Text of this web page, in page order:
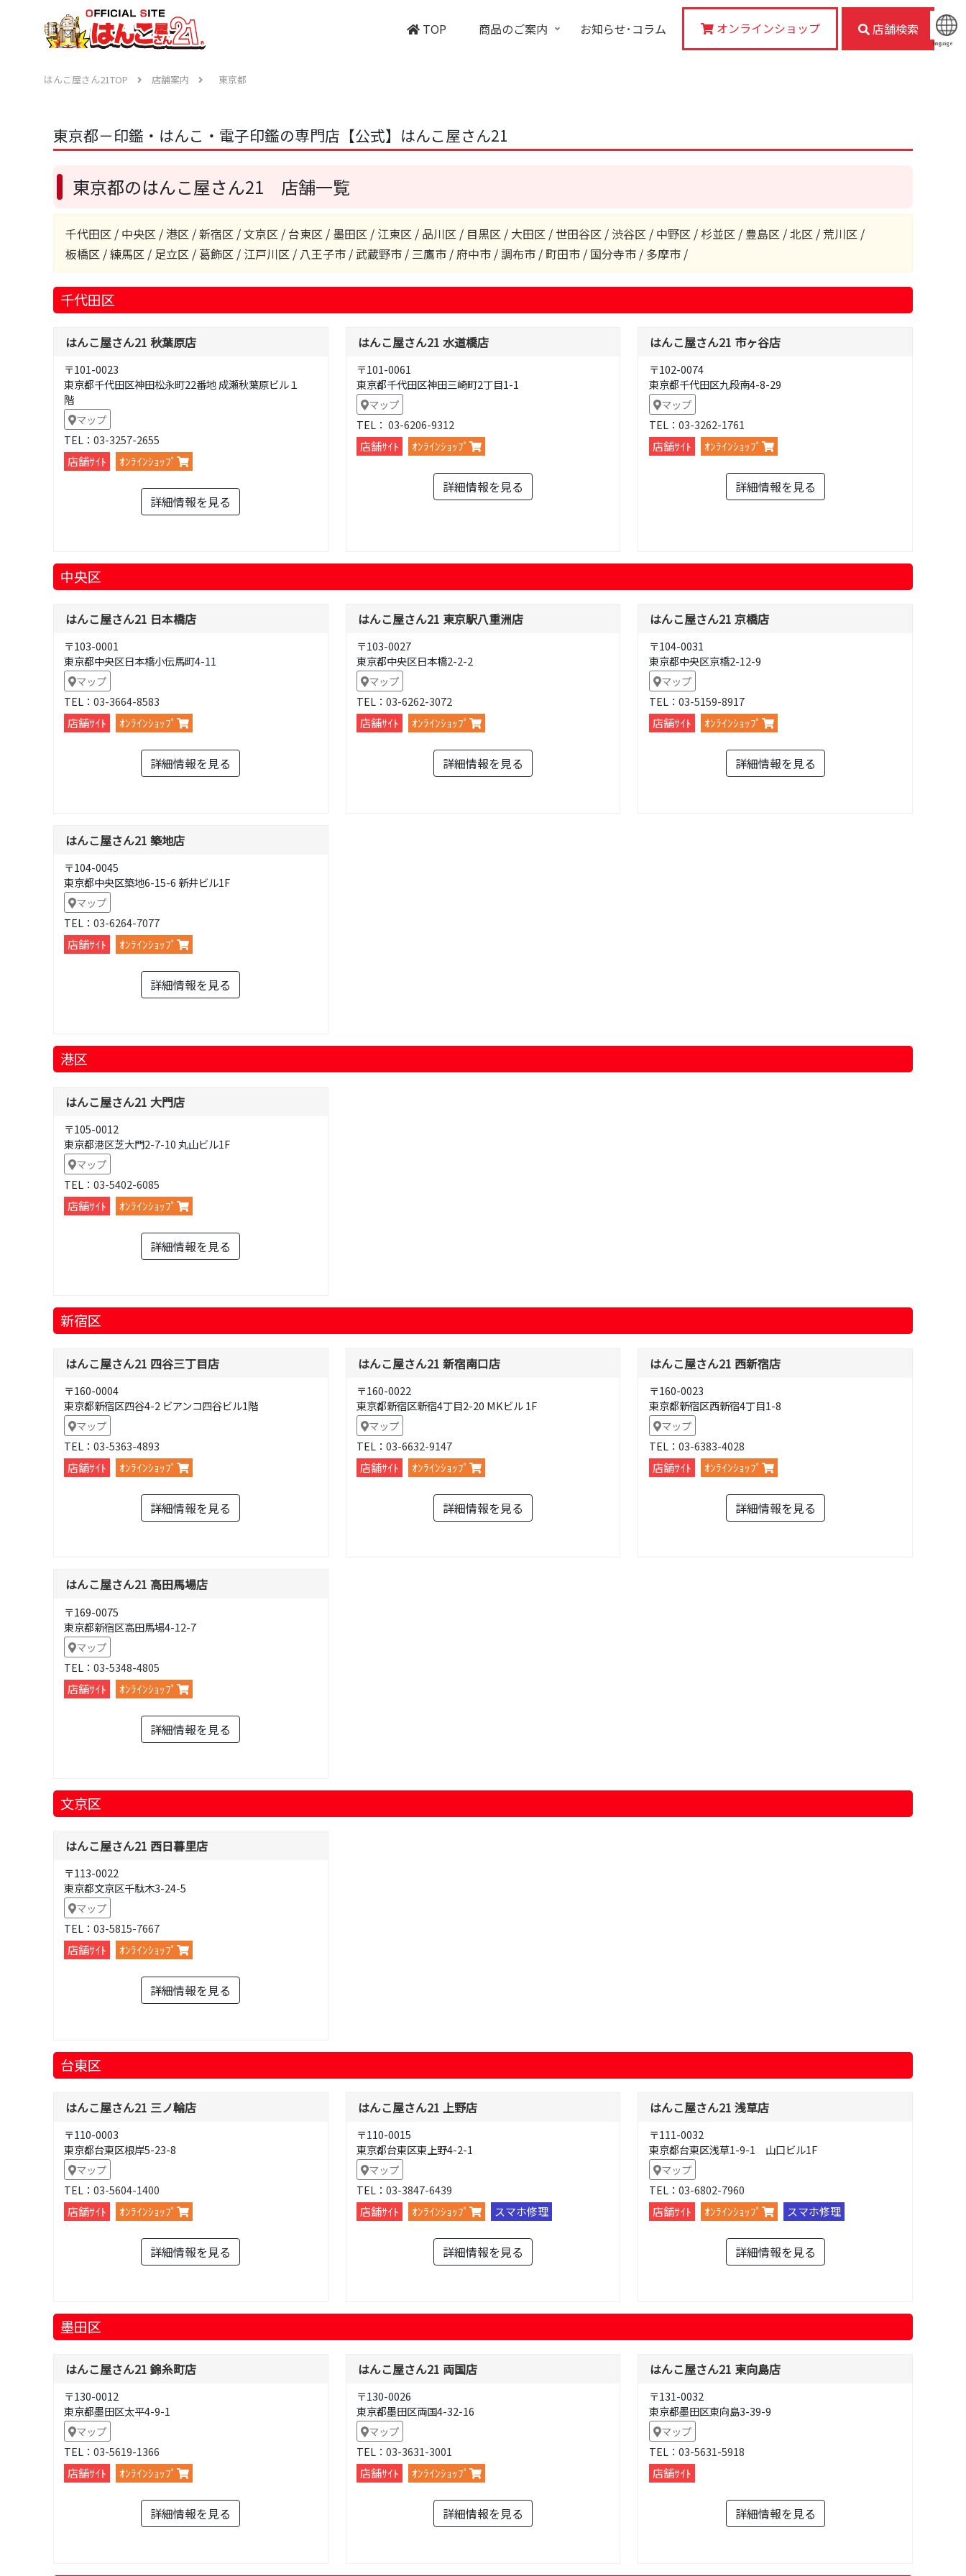
language
TOP 商品のご案内 お知らせ･コラム オンラインショップ 店舗検索
はんこ屋さん21TOP 店舗案内 東京都
東京都－印鑑・はんこ・電子印鑑の専門店【公式】はんこ屋さん21
東京都のはんこ屋さん21 店舗一覧
千代田区 / 中央区 /港区 /新宿区 /文京区 /台東区 / 墨田区 / 江東区 / 品川区 / 目黒区 / 大田区 / 世田谷区 / 渋谷区 / 中野区 /杉並区 / 豊島区 /北区 / 荒川区 /
板橋区 /練馬区 / 足立区 /葛飾区 / 江戸川区 / 八王子市 / 武蔵野市 / 三鷹市 / 府中市 /調布市 / 町田市 / 国分寺市 / 多摩市 /
千代田区
はんこ屋さん21 秋葉原店
〒101-0023
東京都千代田区神田松永町22番地 成瀬秋葉原ビル１
階
マップ
TEL：03-3257-2655
店舗ｻｲﾄ
ｵﾝﾗｲﾝｼｮｯﾌﾟ
詳細情報を見る
はんこ屋さん21 水道橋店
〒101-0061
東京都千代田区神田三崎町2丁目1-1
マップ
TEL： 03-6206-9312
店舗ｻｲﾄ
ｵﾝﾗｲﾝｼｮｯﾌﾟ
詳細情報を見る
はんこ屋さん21 市ヶ谷店
〒102-0074
東京都千代田区九段南4-8-29
マップ
TEL： 03-3262-1761
店舗ｻｲﾄ
ｵﾝﾗｲﾝｼｮｯﾌﾟ
詳細情報を見る
中央区
はんこ屋さん21 日本橋店
〒103-0001
東京都中央区日本橋小伝馬町4-11
マップ
TEL：03-3664-8583
店舗ｻｲﾄ
ｵﾝﾗｲﾝｼｮｯﾌﾟ
詳細情報を見る
はんこ屋さん21 東京駅八重洲店
〒103-0027
東京都中央区日本橋2-2-2
マップ
TEL：03-6262-3072
店舗ｻｲﾄ
ｵﾝﾗｲﾝｼｮｯﾌﾟ
詳細情報を見る
はんこ屋さん21 京橋店
〒104-0031
東京都中央区京橋2-12-9
マップ
TEL： 03-5159-8917
店舗ｻｲﾄ
ｵﾝﾗｲﾝｼｮｯﾌﾟ
詳細情報を見る
はんこ屋さん21 築地店
〒104-0045
東京都中央区築地6-15-6 新井ビル1F
マップ
TEL：03-6264-7077
店舗ｻｲﾄ
ｵﾝﾗｲﾝｼｮｯﾌﾟ
詳細情報を見る
港区
はんこ屋さん21 大門店
〒105-0012
東京都港区芝大門2-7-10 丸山ビル1F
マップ
TEL：03-5402-6085
店舗ｻｲﾄ
ｵﾝﾗｲﾝｼｮｯﾌﾟ
詳細情報を見る
新宿区
はんこ屋さん21 四谷三丁目店
〒160-0004
東京都新宿区四谷4-2 ビアンコ四谷ビル1階
マップ
TEL：03-5363-4893
店舗ｻｲﾄ
ｵﾝﾗｲﾝｼｮｯﾌﾟ
詳細情報を見る
はんこ屋さん21 新宿南口店
〒160-0022
東京都新宿区新宿4丁目2-20 MKビル 1F
マップ
TEL：03-6632-9147
店舗ｻｲﾄ
ｵﾝﾗｲﾝｼｮｯﾌﾟ
詳細情報を見る
はんこ屋さん21 西新宿店
〒160-0023
東京都新宿区西新宿4丁目1-8
マップ
TEL： 03-6383-4028
店舗ｻｲﾄ
ｵﾝﾗｲﾝｼｮｯﾌﾟ
詳細情報を見る
はんこ屋さん21 高田馬場店
〒169-0075
東京都新宿区高田馬場4-12-7
マップ
TEL：03-5348-4805
店舗ｻｲﾄ
ｵﾝﾗｲﾝｼｮｯﾌﾟ
詳細情報を見る
文京区
はんこ屋さん21 西日暮里店
〒113-0022
東京都文京区千駄木3-24-5
マップ
TEL：03-5815-7667
店舗ｻｲﾄ
ｵﾝﾗｲﾝｼｮｯﾌﾟ
詳細情報を見る
台東区
はんこ屋さん21 三ノ輪店
〒110-0003
東京都台東区根岸5-23-8
マップ
TEL：03-5604-1400
店舗ｻｲﾄ
ｵﾝﾗｲﾝｼｮｯﾌﾟ
詳細情報を見る
はんこ屋さん21 上野店
〒110-0015
東京都台東区東上野4-2-1
マップ
TEL：03-3847-6439
店舗ｻｲﾄ
ｵﾝﾗｲﾝｼｮｯﾌﾟ スマホ修理
詳細情報を見る
はんこ屋さん21 浅草店
〒111-0032
東京都台東区浅草1-9-1 山口ビル1F
マップ
TEL： 03-6802-7960
店舗ｻｲﾄ
ｵﾝﾗｲﾝｼｮｯﾌﾟ スマホ修理
詳細情報を見る
墨田区
はんこ屋さん21 錦糸町店
〒130-0012
東京都墨田区太平4-9-1
マップ
TEL：03-5619-1366
店舗ｻｲﾄ
ｵﾝﾗｲﾝｼｮｯﾌﾟ
詳細情報を見る
はんこ屋さん21 両国店
〒130-0026
東京都墨田区両国4-32-16
マップ
TEL：03-3631-3001
店舗ｻｲﾄ
ｵﾝﾗｲﾝｼｮｯﾌﾟ
詳細情報を見る
はんこ屋さん21 東向島店
〒131-0032
東京都墨田区東向島3-39-9
マップ
TEL： 03-5631-5918
店舗ｻｲﾄ
詳細情報を見る